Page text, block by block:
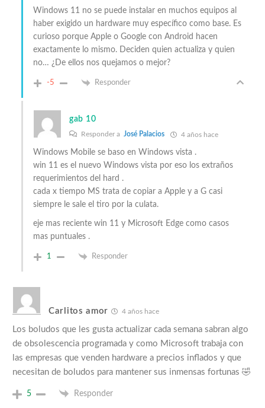
Windows 11 no se puede instalar en muchos equipos al
haber exigido un hardware muy específico como base. Es
curioso porque Apple o Google con Android hacen
exactamente lo mismo. Deciden quien actualiza y quien
no… ¿De ellos nos quejamos o mejor?
-5 Responder
gab 10
Responder a José Palacios 4 años hace
Windows Mobile se baso en Windows vista .
win 11 es el nuevo Windows vista por eso los extraños
requerimientos del hard .
cada x tiempo MS trata de copiar a Apple y a G casi
siempre le sale el tiro por la culata.
eje mas reciente win 11 y Microsoft Edge como casos
mas puntuales .
1 Responder
Carlitos amor 4 años hace
Los boludos que les gusta actualizar cada semana sabran algo
de obsolescencia programada y como Microsoft trabaja con
las empresas que venden hardware a precios inflados y que
necesitan de boludos para mantener sus inmensas fortunas 🤣
5 Responder